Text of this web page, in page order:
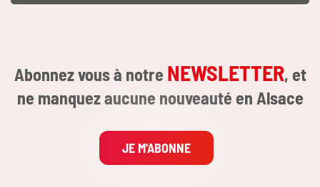
Abonnez vous à notre NEWSLETTER, et
ne manquez aucune nouveauté en Alsace
JE M'ABONNE